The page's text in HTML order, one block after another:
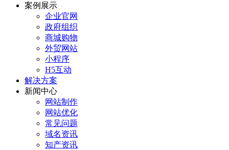
案例展示
企业官网
政府组织
商城购物
外贸网站
小程序
H5互动
解决方案
新闻中心
网站制作
网站优化
常见问题
域名资讯
知产资讯